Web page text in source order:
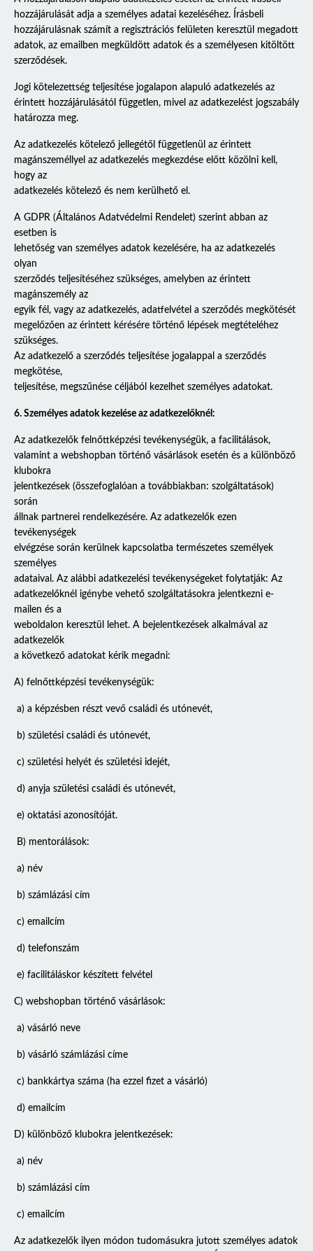
hozzájárulását adja a személyes adatai kezeléséhez. Írásbeli
hozzájárulásnak számít a regisztrációs felületen keresztül megadott
adatok, az emailben megküldött adatok és a személyesen kitöltött
szerződések.
Jogi kötelezettség teljesítése jogalapon alapuló adatkezelés az
érintett hozzájárulásától független, mivel az adatkezelést jogszabály
határozza meg.
Az adatkezelés kötelező jellegétől függetlenül az érintett
magánszeméllyel az adatkezelés megkezdése előtt közölni kell,
hogy az
adatkezelés kötelező és nem kerülhető el.
A GDPR (Általános Adatvédelmi Rendelet) szerint abban az
esetben is
lehetőség van személyes adatok kezelésére, ha az adatkezelés
olyan
szerződés teljesítéséhez szükséges, amelyben az érintett
magánszemély az
egyik fél, vagy az adatkezelés, adatfelvétel a szerződés megkötését
megelőzően az érintett kérésére történő lépések megtételéhez
szükséges.
Az adatkezelő a szerződés teljesítése jogalappal a szerződés
megkötése,
teljesítése, megszűnése céljából kezelhet személyes adatokat.
6. Személyes adatok kezelése az adatkezelőknél:
Az adatkezelők felnőttképzési tevékenységük, a facilitálások,
valamint a webshopban történő vásárlások esetén és a különböző
klubokra
jelentkezések (összefoglalóan a továbbiakban: szolgáltatások)
során
állnak partnerei rendelkezésére. Az adatkezelők ezen
tevékenységek
elvégzése során kerülnek kapcsolatba természetes személyek
személyes
adataival. Az alábbi adatkezelési tevékenységeket folytatják: Az
adatkezelőknél igénybe vehető szolgáltatásokra jelentkezni e-
mailen és a
weboldalon keresztül lehet. A bejelentkezések alkalmával az
adatkezelők
a következő adatokat kérik megadni:
A) felnőttképzési tevékenységük:
a) a képzésben részt vevő családi és utónevét,
b) születési családi és utónevét,
c) születési helyét és születési idejét,
d) anyja születési családi és utónevét,
e) oktatási azonosítóját.
B) mentorálások:
a) név
b) számlázási cím
c) emailcím
d) telefonszám
e) facilitáláskor készített felvétel
C) webshopban történő vásárlások:
a) vásárló neve
b) vásárló számlázási címe
c) bankkártya száma (ha ezzel fizet a vásárló)
d) emailcím
D) különböző klubokra jelentkezések:
a) név
b) számlázási cím
c) emailcím
Az adatkezelők ilyen módon tudomásukra jutott személyes adatok